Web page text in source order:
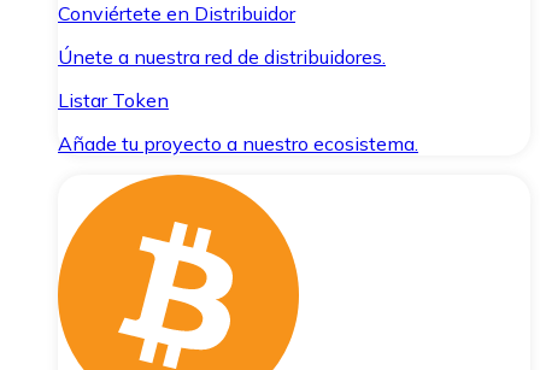
Conviértete en Distribuidor
Únete a nuestra red de distribuidores.
Listar Token
Añade tu proyecto a nuestro ecosistema.